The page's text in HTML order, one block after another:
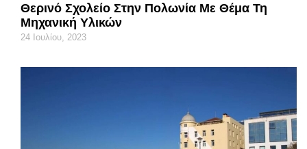
Θερινό Σχολείο Στην Πολωνία Με Θέμα Τη
Μηχανική Υλικών
24 Ιουλίου, 2023